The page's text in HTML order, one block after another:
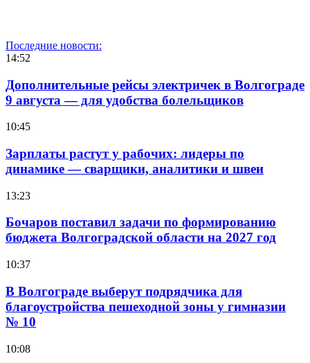
Последние новости:
14:52
Дополнительные рейсы электричек в Волгограде
9 августа — для удобства болельщиков
10:45
Зарплаты растут у рабочих: лидеры по
динамике — сварщики, аналитики и швеи
13:23
Бочаров поставил задачи по формированию
бюджета Волгоградской области на 2027 год
10:37
В Волгограде выберут подрядчика для
благоустройства пешеходной зоны у гимназии
№ 10
10:08